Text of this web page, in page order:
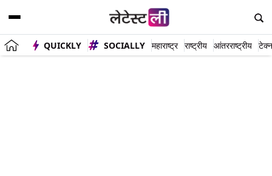
QUICKLY SOCIALLY महाराष्ट्र राष्ट्रीय आंतरराष्ट्रीय